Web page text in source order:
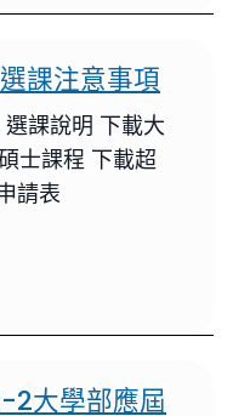
課注意事項
選課說明 下載大
士課程 下載超
請表
2大學部應屆